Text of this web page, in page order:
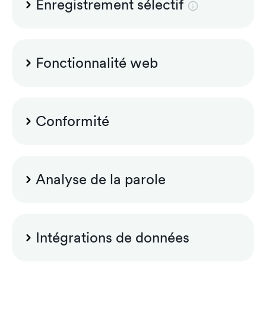
Custom security group configuration
Multi-lingual standard PSTN announcements
Enregistrement sélectif
Recording rules for Luware Nimbus
Fonctionnalité web
Labelling
Conformité
Case management
Analyse de la parole
Intégrations de données